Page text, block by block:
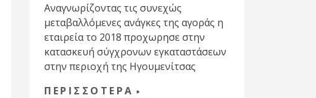
Αναγνωρίζοντας τις συνεχώς
μεταβαλλόμενες ανάγκες της αγοράς η
εταιρεία το 2018 προχωρησε στην
κατασκευή σύγχρονων εγκαταστάσεων
στην περιοχή της Ηγουμενίτσας
ΠΕΡΙΣΣΟΤΕΡΑ